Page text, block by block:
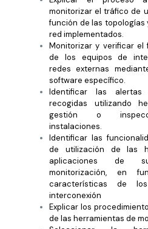
monitorizar el tráfico de
función de las topologías
red implementados.
Monitorizar y verificar el
de los equipos de
redes externas
software específico.
Identificar las alertas
recogidas utilizando
gestión o
instalaciones.
Identificar las
de utilización de las
aplicaciones de
monitorización, en
características de
interconexión
Explicar los
de las herramientas de